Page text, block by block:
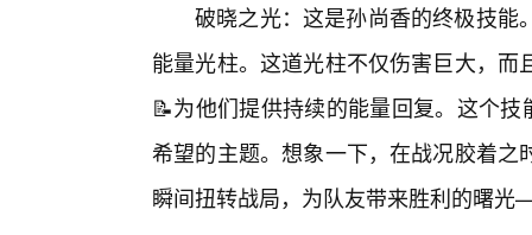
破晓之光：这是孙尚香的终极技能
能量光柱。这道光柱不仅伤害巨大，
📝为他们提供持续的能量回复。这个
希望的主题。想象一下，在战况胶着
瞬间扭转战局，为队友带来胜利的曙